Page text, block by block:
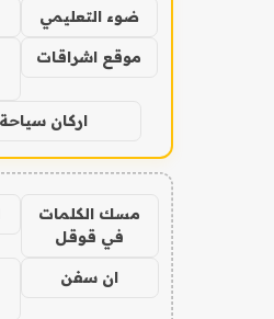
ضوء التعليمي
موقع اشراقات
اركان
مسك الكلمات
في قوقل
ان سفن